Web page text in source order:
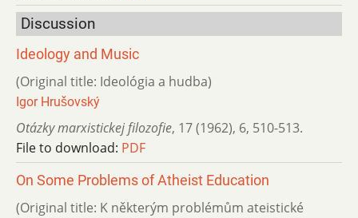
Discussion
Ideology and Music
(Original title: Ideológia a hudba)
Igor Hrušovský
Otázky marxistickej filozofie, 17 (1962), 6, 510-513.
File to download: PDF
On Some Problems of Atheist Education
(Original title: K některým problémům ateistické